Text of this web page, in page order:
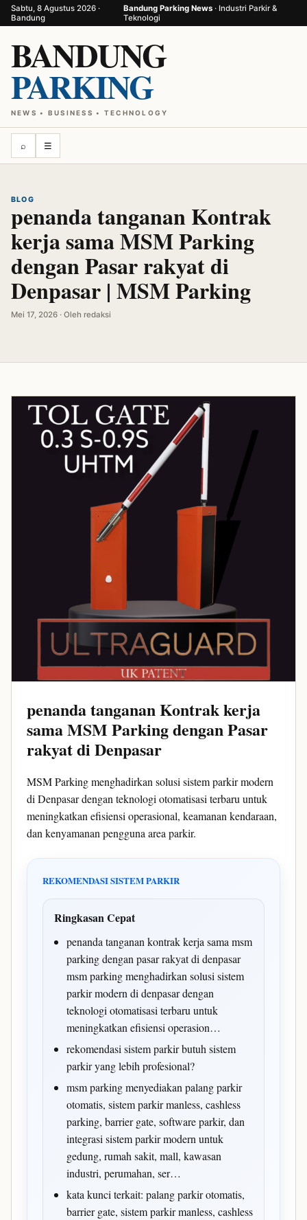
Sabtu, 8 Agustus 2026 ·
Bandung
Bandung Parking News· Industri Parkir &
Teknologi
BANDUNG
PARKING
NEWS • BUSINESS • TECHNOLOGY
⌕ ☰
BLOG
penanda tanganan Kontrak
kerja sama MSM Parking
dengan Pasar rakyat di
Denpasar | MSM Parking
Mei 17, 2026 · Oleh redaksi
penanda tanganan Kontrak kerja
sama MSM Parking dengan Pasar
rakyat di Denpasar
MSM Parking menghadirkan solusi sistem parkir modern
di Denpasar dengan teknologi otomatisasi terbaru untuk
meningkatkan efisiensi operasional, keamanan kendaraan,
dan kenyamanan pengguna area parkir.
REKOMENDASI SISTEM PARKIR
Ringkasan Cepat
penanda tanganan kontrak kerja sama msm
parking dengan pasar rakyat di denpasar
msm parking menghadirkan solusi sistem
parkir modern di denpasar dengan
teknologi otomatisasi terbaru untuk
meningkatkan efisiensi operasion…
rekomendasi sistem parkir butuh sistem
parkir yang lebih profesional?
msm parking menyediakan palang parkir
otomatis, sistem parkir manless, cashless
parking, barrier gate, software parkir, dan
integrasi sistem parkir modern untuk
gedung, rumah sakit, mall, kawasan
industri, perumahan, ser…
kata kunci terkait: palang parkir otomatis,
barrier gate, sistem parkir manless, cashless